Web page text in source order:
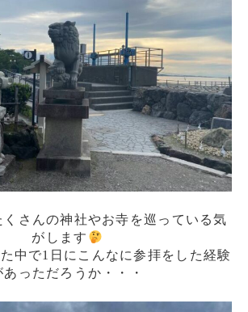
さんの神社やお寺を巡っている気
がします
中で1日にこんなに参拝をした経験
あっただろうか・・・